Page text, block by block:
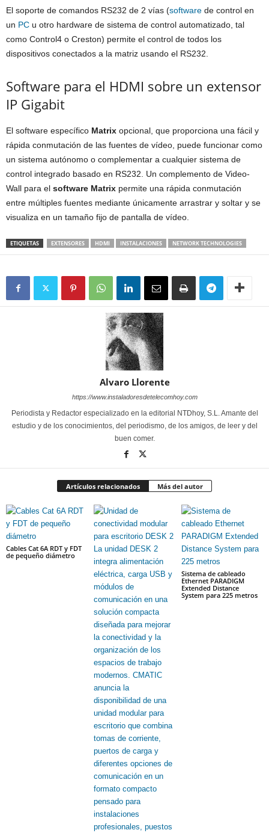
El soporte de comandos RS232 de 2 vías (software de control en
un PC u otro hardware de sistema de control automatizado, tal
como Control4 o Creston) permite el control de todos los
dispositivos conectados a la matriz usando el RS232.
Software para el HDMI sobre un extensor
IP Gigabit
El software específico Matrix opcional, que proporciona una fácil y
rápida conmutación de las fuentes de vídeo, puede funcionar como
un sistema autónomo o complementar a cualquier sistema de
control integrado basado en RS232. Un complemento de Video-
Wall para el software Matrix permite una rápida conmutación
entre múltiples fuentes mediante únicamente arrastrar y soltar y se
visualiza en un tamaño fijo de pantalla de vídeo.
ETIQUETAS EXTENSORES HDMI INSTALACIONES NETWORK TECHNOLOGIES
Alvaro Llorente
https://www.instaladoresdetelecomhoy.com
Periodista y Redactor especializado en la editorial NTDhoy, S.L. Amante del
estudio y de los conocimientos, del periodismo, de los amigos, de leer y del
buen comer.
Artículos relacionados Más del autor
Cables Cat 6A RDT y FDT
de pequeño diámetro
Sistema de cableado
Ethernet PARADIGM
Extended Distance
System para 225 metros